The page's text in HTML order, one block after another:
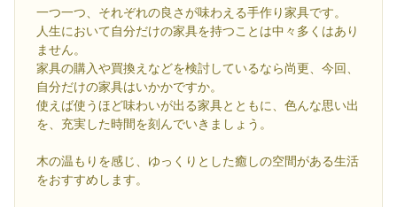
一つ一つ、それぞれの良さが味わえる手作り家具です。
人生において自分だけの家具を持つことは中々多くはあり
ません。
家具の購入や買換えなどを検討しているなら尚更、今回、
自分だけの家具はいかかですか。
使えば使うほど味わいが出る家具とともに、色んな思い出
を、充実した時間を刻んでいきましょう。
木の温もりを感じ、ゆっくりとした癒しの空間がある生活
をおすすめします。